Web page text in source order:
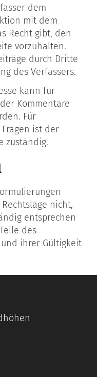
dem
mit dem
Recht gibt, den
vorzuhalten.
durch Dritte
des Verfassers.
kann für
Kommentare
Für
ist der
zuständig.
nicht,
entsprechen
des
ihrer Gültigkeit